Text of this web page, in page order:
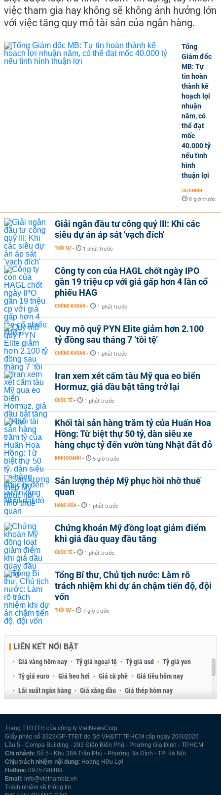
việc tham gia hay không sẽ không ảnh hưởng lớn
với việc tăng quy mô tài sản của ngân hàng.
Tổng
Giám đốc
MB: Tự
tin hoàn
thành kế
hoạch lợi
nhuận
năm, có
thể đạt
mốc
40.000 tỷ
nếu tình
hình
thuận lợi
TÀI CHÍNH -
8 giờ trước
Giải ngân đầu tư công quý III: Khi các
siêu dự án áp sát 'vạch đích'
THỜI SỰ - 1 phút trước
Công ty con của HAGL chốt ngày IPO
gần 19 triệu cp với giá gấp hơn 4 lần cổ
phiếu HAG
CHỨNG KHOÁN - 1 phút trước
Quy mô quỹ PYN Elite giảm hơn 2.100
tỷ đồng sau tháng 7 ‘tồi tệ’
CHỨNG KHOÁN - 1 phút trước
Iran xem xét cấm tàu Mỹ qua eo biển
Hormuz, giá dầu bật tăng trở lại
QUỐC TẾ - 1 phút trước
Khối tài sản hàng trăm tỷ của Huấn Hoa
Hồng: Từ biệt thự 50 tỷ, dàn siêu xe
hàng chục tỷ đến vườn tùng Nhật đắt đỏ
KINH DOANH - 5 giờ trước
Sản lượng thép Mỹ phục hồi nhờ thuế
quan
HÀNG HÓA - 1 phút trước
Chứng khoán Mỹ đồng loạt giảm điểm
khi giá dầu quay đầu tăng
QUỐC TẾ - 1 phút trước
Tổng Bí thư, Chủ tịch nước: Làm rõ
trách nhiệm khi dự án chậm tiến độ, đội
vốn
THỜI SỰ - 7 giờ trước
LIÊN KẾT NỔI BẬT
Giá vàng hôm nay Tỷ giá ngoại tệ Tỷ giá usd
Tỷ giá yen
Tỷ giá euro
Giá heo hơi Giá cà phê
Giá tiêu hôm nay
Lãi suất ngân hàng
Giá xăng dầu
Giá thép hôm nay
Trang TTĐTTH của công ty VietNewsCorp
Giấy phép số 3323/GP-TTĐT do Sở VH&TT TP.HCM cấp ngày 20/3/2026
Lầu 5 - Compa Building - 293 Điện Biên Phủ - Phường Gia Định - TP.HCM
Chi nhánh: Số 5 - Khu 38A Trần Phú - Phường Ba Đình - TP. Hà Nội
Chịu trách nhiệm nội dung: Hoàng Hữu Lợi
Hotline: 0975798489
Email: info@vietnambiz.vn
Trách nhiệm về thông tin